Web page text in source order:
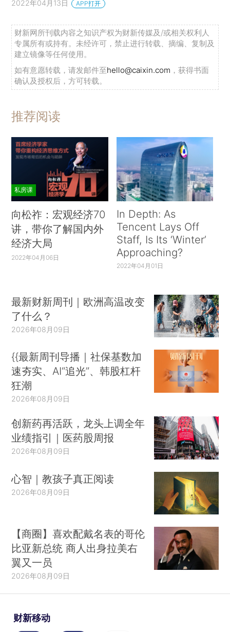
2022年04月13日 APP打开
财新网所刊载内容之知识产权为财新传媒及/或相关权利人
专属所有或持有。未经许可，禁止进行转载、摘编、复制及
建立镜像等任何使用。
如有意愿转载，请发邮件至hello@caixin.com ，获得书面
确认及授权后，方可转载。
推荐阅读
私房课
向松祚：宏观经济70
讲，带你了解国内外
经济大局
2022年04月06日
In Depth: As
Tencent Lays Off
Staff, Is Its ‘Winter’
Approaching?
2022年04月01日
最新财新周刊｜欧洲高温改变
了什么？
2026年08月09日
{{最新周刊导播｜社保基数加
速夯实、AI“追光”、韩股杠杆
狂潮
2026年08月09日
创新药再活跃，龙头上调全年
业绩指引｜医药股周报
2026年08月09日
心智｜教孩子真正阅读
2026年08月09日
【商圈】喜欢配戴名表的哥伦
比亚新总统 商人出身拉美右
翼又一员
2026年08月09日
财新移动